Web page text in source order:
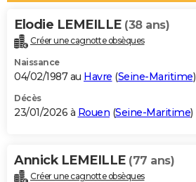
Alimentation
Guide de la santé
Maladies
Médicaments
Sommeil
VOYAGE
Destinations
City break
Voyage nature
Voyage de noces
Forum
Climat
+PHOTO
GUIDES D'ACHAT
BONS PLANS
Carte de Noël
Carte Bonne année
Carte Saint-Valentin
Carte Pâques
Carte d'anniversaire
DICTIONNAIRE
Elodie LEMEILLE (38 ans)
Créer une cagnotte obsèques
Naissance
04/02/1987 au Havre (Seine-Maritime)
Décès
23/01/2026 à Rouen (Seine-Maritime)
Annick LEMEILLE (77 ans)
Créer une cagnotte obsèques